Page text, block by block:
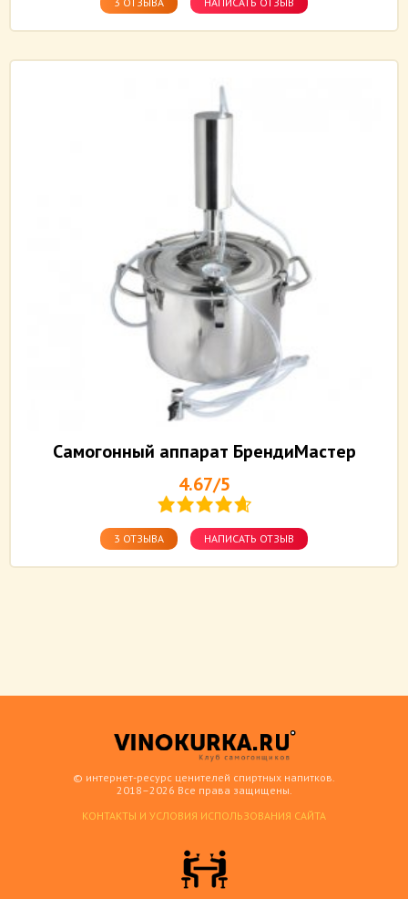
Самогонный аппарат БрендиМастер
4.67/5
3 ОТЗЫВА НАПИСАТЬ ОТЗЫВ
© интернет-ресурс ценителей спиртных напитков.
2018–2026 Все права защищены.
КОНТАКТЫ И УСЛОВИЯ ИСПОЛЬЗОВАНИЯ САЙТА